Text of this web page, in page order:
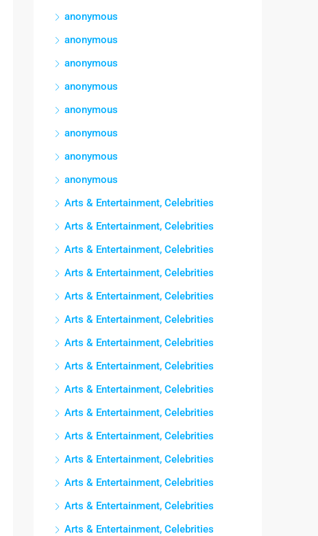
anonymous
anonymous
anonymous
anonymous
anonymous
anonymous
anonymous
anonymous
Arts & Entertainment, Celebrities
Arts & Entertainment, Celebrities
Arts & Entertainment, Celebrities
Arts & Entertainment, Celebrities
Arts & Entertainment, Celebrities
Arts & Entertainment, Celebrities
Arts & Entertainment, Celebrities
Arts & Entertainment, Celebrities
Arts & Entertainment, Celebrities
Arts & Entertainment, Celebrities
Arts & Entertainment, Celebrities
Arts & Entertainment, Celebrities
Arts & Entertainment, Celebrities
Arts & Entertainment, Celebrities
Arts & Entertainment, Celebrities